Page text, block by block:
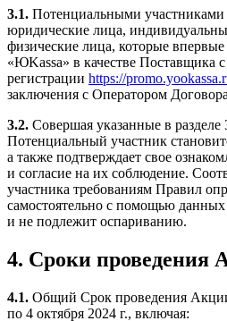
3.1. Потенциальными
юридические лица,
физические лица, которые
«ЮKassa» в качестве Поставщика
регистрации https://
заключения с Оператором
3.2. Совершая указанные в разделе
Потенциальный участник
а также подтверждает свое
и согласие на их соблюдение.
участника требованиям Правил
самостоятельно с помощью
и не подлежит оспариванию.
4. Сроки проведения
4.1. Общий Срок проведения
по 4 октября 2024 г., включая: